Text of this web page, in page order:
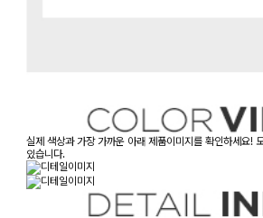
실제 색상과 가장 가까운 아래 제품이미지를 확인하세요!
있습니다.